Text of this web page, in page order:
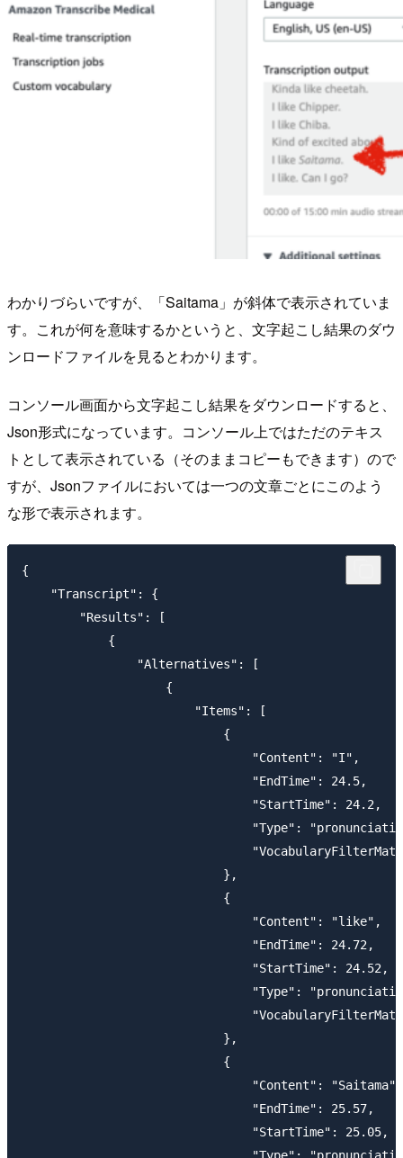
わかりづらいですが、「Saitama」が斜体で表示されていま
す。これが何を意味するかというと、文字起こし結果のダウ
ンロードファイルを見るとわかります。
コンソール画面から文字起こし結果をダウンロードすると、
Json形式になっています。コンソール上ではただのテキス
トとして表示されている（そのままコピーもできます）ので
すが、Jsonファイルにおいては一つの文章ごとにこのよう
な形で表示されます。
{
    "Transcript": {
        "Results": [
            {
                "Alternatives": [
                    {
                        "Items": [
                            {
                                "Content": "I",
                                "EndTime": 24.5,
                                "StartTime": 24.2,
"Type":
                            },
                            {
                                "Content": "like",
                                "EndTime": 24.72,
                                "StartTime": 24.52,
"Type":
                            },
                            {
                                "Content": "Saitama",
                                "EndTime": 25.57,
                                "StartTime": 25.05,